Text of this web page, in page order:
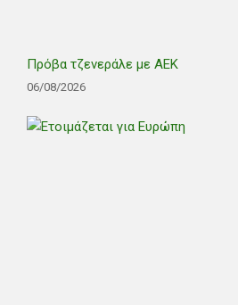
Πρόβα τζενεράλε με ΑΕΚ
06/08/2026